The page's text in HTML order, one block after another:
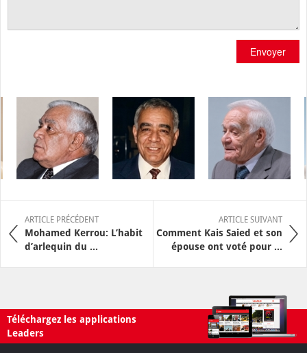
Envoyer
ARTICLE PRÉCÉDENT
Mohamed Kerrou: L’habit
d’arlequin du ...
ARTICLE SUIVANT
Comment Kais Saied et son
épouse ont voté pour ...
Téléchargez les applications
Leaders